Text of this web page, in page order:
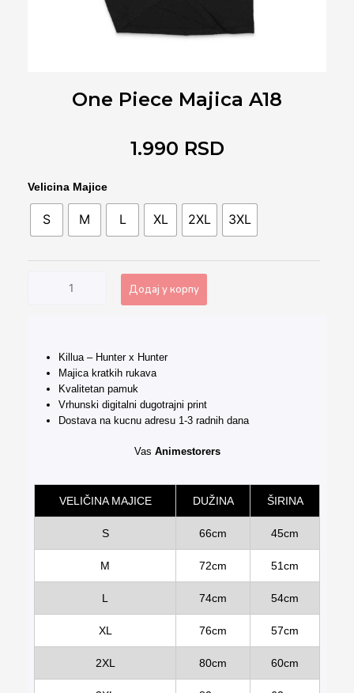
One Piece Majica A18
1.990 RSD
Velicina Majice
S M L XL 2XL 3XL
One
Piece
Majica
A18
Додај у корпу
Killua – Hunter x Hunter
Majica kratkih rukava
Kvalitetan pamuk
Vrhunski digitalni dugotrajni print
Dostava na kucnu adresu 1-3 radnih dana
Vas Animestorers
VELIČINA MAJICE DUŽINA ŠIRINA
S 66cm 45cm
M 72cm 51cm
L 74cm 54cm
XL 76cm 57cm
2XL 80cm 60cm